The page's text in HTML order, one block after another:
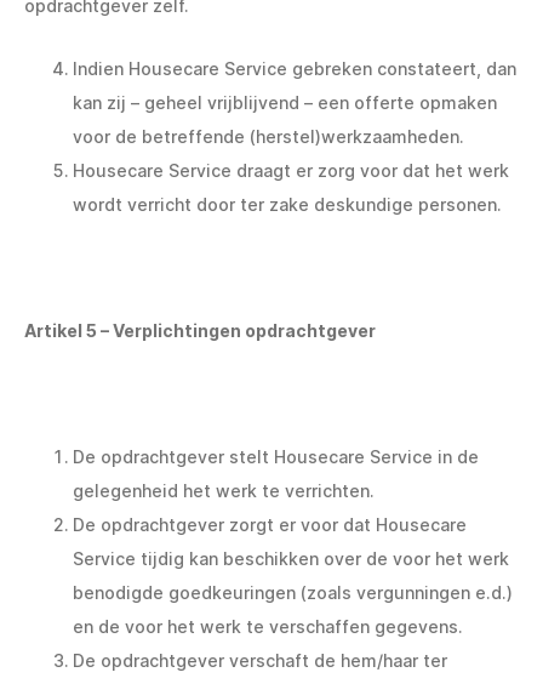
opdrachtgever zelf.
Indien Housecare Service gebreken constateert, dan
kan zij – geheel vrijblijvend – een offerte opmaken
voor de betreffende (herstel)werkzaamheden.
Housecare Service draagt er zorg voor dat het werk
wordt verricht door ter zake deskundige personen.
Artikel 5 – Verplichtingen opdrachtgever
De opdrachtgever stelt Housecare Service in de
gelegenheid het werk te verrichten.
De opdrachtgever zorgt er voor dat Housecare
Service tijdig kan beschikken over de voor het werk
benodigde goedkeuringen (zoals vergunningen e.d.)
en de voor het werk te verschaffen gegevens.
De opdrachtgever verschaft de hem/haar ter